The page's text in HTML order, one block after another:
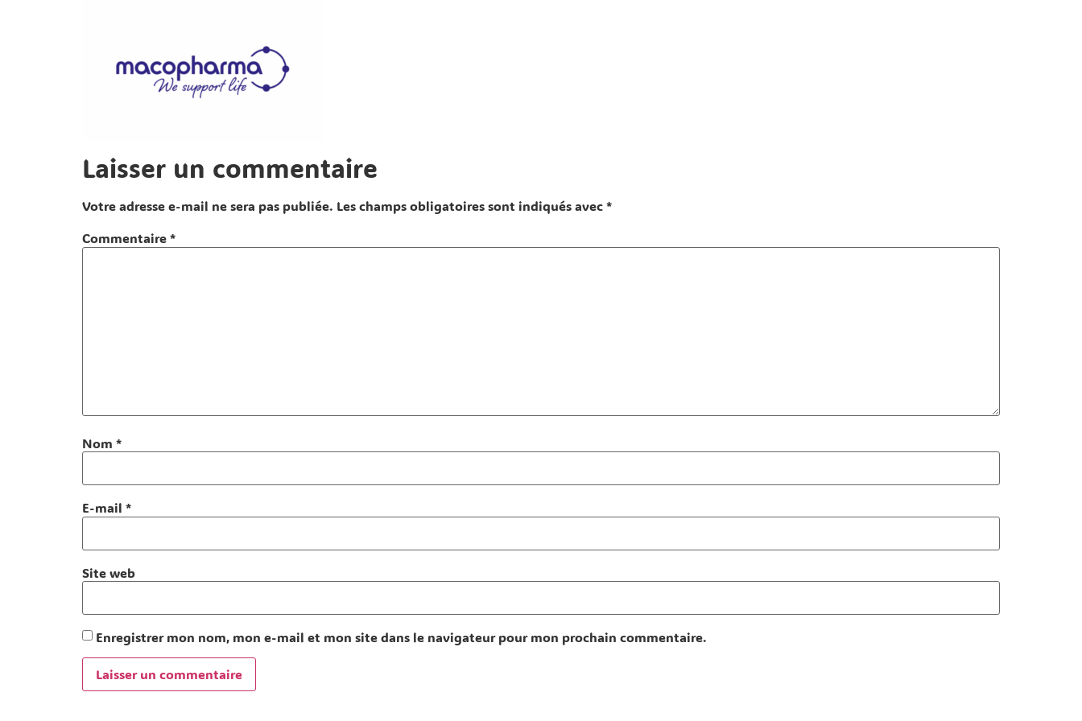
Laisser un commentaire
Votre adresse e-mail ne sera pas publiée. Les champs obligatoires sont indiqués avec*
Commentaire*
Nom *
E-mail *
Site web
Enregistrer mon nom, mon e-mail et mon site dans le navigateur pour mon prochain commentaire.